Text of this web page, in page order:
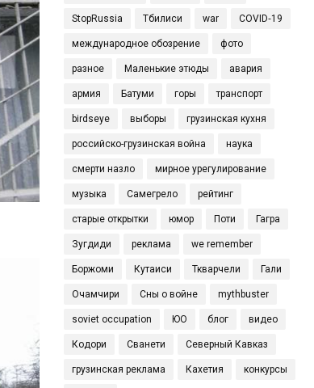
StopRussia Тбилиси war COVID‑19
международное обозрение фото
разное Маленькие этюды авария
армия Батуми горы транспорт
birdseye выборы грузинская кухня
российско-грузинская война наука
смерти назло мирное урегулирование
музыка Самегрело рейтинг
старые открытки юмор Поти Гагра
Зугдиди реклама we remember
Боржоми Кутаиси Ткварчели Гали
Очамчири Сны о войне mythbuster
soviet occupation ЮО блог видео
Кодори Сванети Северный Кавказ
грузинская реклама Кахетия конкурсы